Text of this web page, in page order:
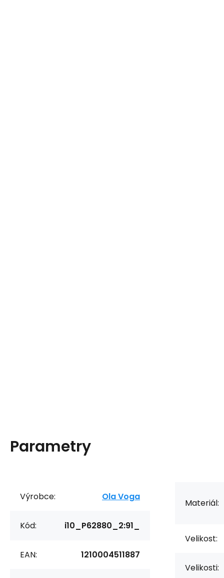
Parametry
Výrobce: Ola Voga
Kód: i10_P62880_2:91_
EAN: 1210004511887
Materiál:
Velikost:
Velikosti: